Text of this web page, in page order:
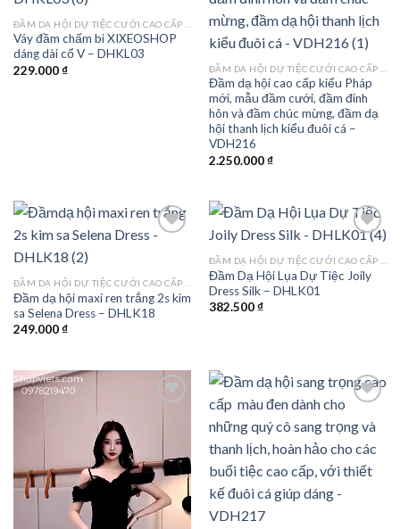
Add to
wishlist
Váy đầm chấm bi XIXEOSHOP
dáng dài cổ V – DHKL03
229.000₫
Add to
wishlist
Đầm dạ hội cao cấp kiểu Pháp
mới, mẫu đầm cưới, đầm đính
hôn và đầm chúc mừng, đầm dạ
hội thanh lịch kiểu đuôi cá –
VDH216
2.250.000₫
Add to
wishlist
Đầm dạ hội maxi ren trắng 2s kim
sa Selena Dress – DHLK18
249.000₫
Add to
Đầm Dạ Hội Lụa Dự Tiệc Joily
Dress Silk – DHLK01
382.500₫
wishlist
Add to
wishlist